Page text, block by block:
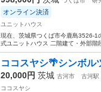
オンライン決済
ユニットハウス
現在、茨城県つくば市今鹿島3526-1
式ユニットハウス 二階建て・外部階
ココスヤシ🌴シンボル
20,000円 茨城 古河市 古河駅
ココスヤシ